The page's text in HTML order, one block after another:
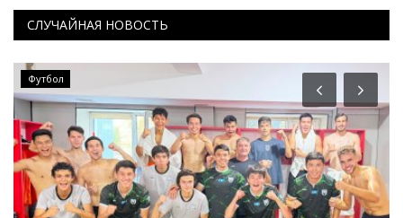
СЛУЧАЙНАЯ НОВОСТЬ
Футбол